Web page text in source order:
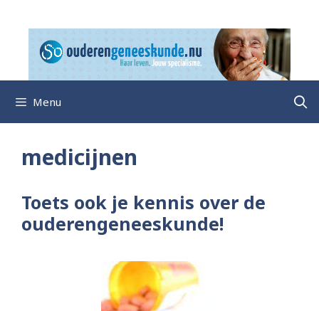
naar
Menu
medicijnen
Toets ook je kennis over de
ouderengeneeskunde!